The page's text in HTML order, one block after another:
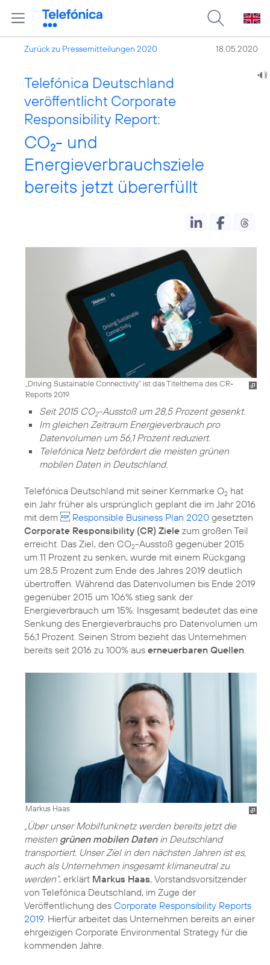
Zurück zu Pressemitteilungen 2020 18.05.2020
Telefónica Deutschland
veröffentlicht Corporate
Responsibility Report:
CO2- und
Energieverbrauchsziele
bereits jetzt übererfüllt
„Driving Sustainable Connectivity“ ist das Titelthema des CR-
Reports 2019.
Seit 2015 CO2-Ausstoß um 28,5 Prozent gesenkt.
Im gleichen Zeitraum Energieverbrauch pro
Datenvolumen um 56,1 Prozent reduziert.
Telefónica Netz befördert die meisten grünen
mobilen Daten in Deutschland.
Telefónica Deutschland mit seiner Kernmarke O2 hat
ein Jahr früher als ursprünglich geplant die im Jahr 2016
mit dem
Responsible Business Plan 2020 gesetzten
Corporate Responsibility (CR) Ziele zum großen Teil
erreicht. Das Ziel, den CO2-Ausstoß gegenüber 2015
um 11 Prozent zu senken, wurde mit einem Rückgang
um 28,5 Prozent zum Ende des Jahres 2019 deutlich
übertroffen. Während das Datenvolumen bis Ende 2019
gegenüber 2015 um 106% stieg sank der
Energieverbrauch um 15%. Insgesamt bedeutet das eine
Senkung des Energieverbrauchs pro Datenvolumen um
56,1 Prozent. Seinen Strom bezieht das Unternehmen
bereits seit 2016 zu 100% aus erneuerbaren Quellen
Markus Haas
„Über unser Mobilfunknetz werden bereits jetzt die
meisten grünen mobilen Datenin Deutschland
transportiert. Unser Ziel in den nächsten Jahren ist es,
auch als Unternehmen insgesamt klimaneutral zu
werden“, erklärt Markus Haas, Vorstandsvorsitzender
von Telefónica Deutschland, im Zuge der
Veröffentlichung des Corporate Responsibility Reports
2019. Hierfür arbeitet das Unternehmen bereits an einer
ehrgeizigen Corporate Environmental Strategy für die
kommenden Jahre.